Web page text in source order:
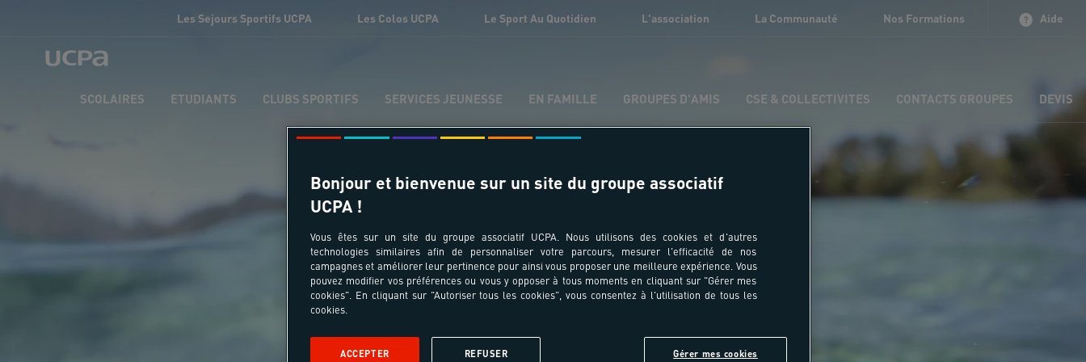
Les Sejours Sportifs UCPA Les Colos UCPA Le Sport Au Quotidien L'association La Communauté Nos Formations Aide
SCOLAIRES ETUDIANTS CLUBS SPORTIFS SERVICES JEUNESSE EN FAMILLE GROUPES D'AMIS CSE & COLLECTIVITES CONTACTS GROUPES DEVIS
Séjours sportifs roller
Bonjour et bienvenue sur un site du groupe associatif
UCPA !
Vous êtes sur un site du groupe associatif UCPA. Nous utilisons des cookies et d'autres
technologies similaires afin de personnaliser votre parcours, mesurer l'efficacité de nos
campagnes et améliorer leur pertinence pour ainsi vous proposer une meilleure expérience. Vous
pouvez modifier vos préférences ou vous y opposer à tous moments en cliquant sur "Gérer mes
cookies". En cliquant sur "Autoriser tous les cookies", vous consentez à l'utilisation de tous les
cookies.
Gérer mes cookies
REFUSER
ACCEPTER